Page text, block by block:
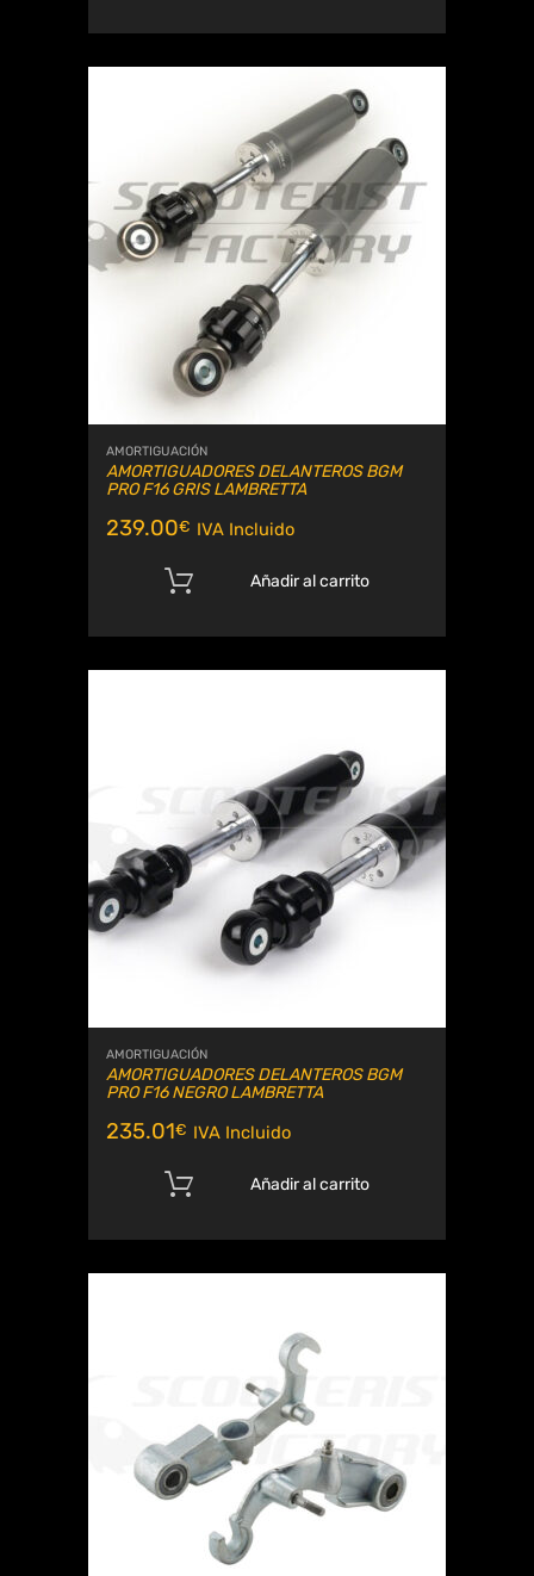
AMORTIGUACIÓN
AMORTIGUADORES DELANTEROS BGM
PRO F16 GRIS LAMBRETTA
239.00€ IVA Incluido
Añadir al carrito
AMORTIGUACIÓN
AMORTIGUADORES DELANTEROS BGM
PRO F16 NEGRO LAMBRETTA
235.01€ IVA Incluido
Añadir al carrito